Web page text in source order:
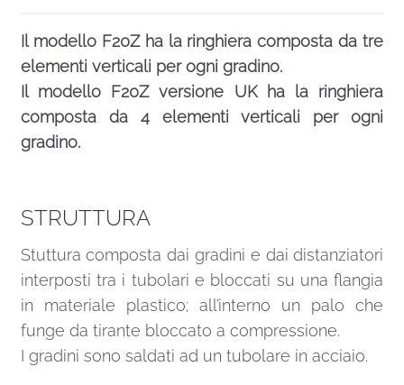
Il modello F20Z ha la ringhiera composta da tre
elementi verticali per ogni gradino.
Il modello F20Z versione UK ha la ringhiera
composta da 4 elementi verticali per ogni
gradino.
STRUTTURA
Stuttura composta dai gradini e dai distanziatori
interposti tra i tubolari e bloccati su una flangia
in materiale plastico; all’interno un palo che
funge da tirante bloccato a compressione.
I gradini sono saldati ad un tubolare in acciaio.